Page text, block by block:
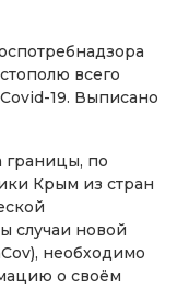
всего
19. Выписано
по
Крым из стран
случаи новой
необходимо
о своём